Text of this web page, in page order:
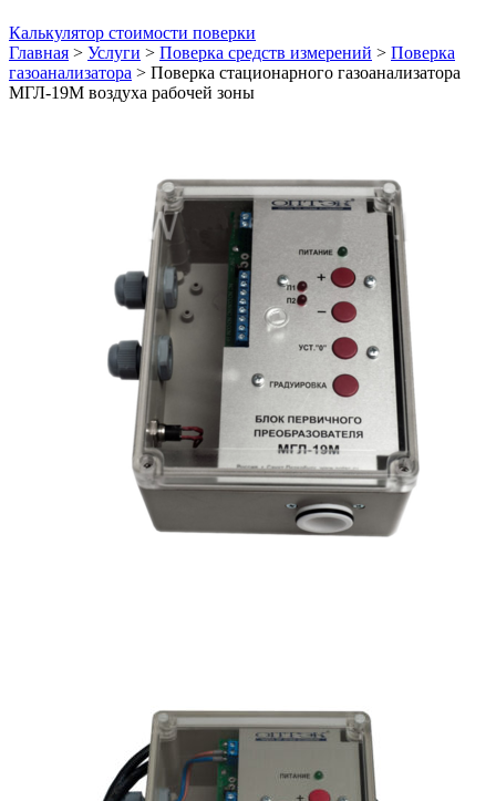
Калькулятор стоимости поверки
Главная > Услуги > Поверка средств измерений > Поверка
газоанализатора > Поверка стационарного газоанализатора
МГЛ-19М воздуха рабочей зоны